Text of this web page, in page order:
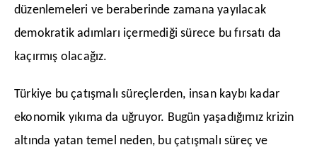
düzenlemeleri ve beraberinde zamana yayılacak
demokratik adımları içermediği sürece bu fırsatı da
kaçırmış olacağız.
​Türkiye bu çatışmalı süreçlerden, insan kaybı kadar
ekonomik yıkıma da uğruyor. Bugün yaşadığımız krizin
altında yatan temel neden, bu çatışmalı süreç ve